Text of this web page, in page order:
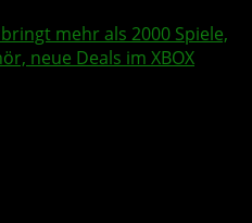
mehr als 2000 Spiele,
neue Deals im XBOX